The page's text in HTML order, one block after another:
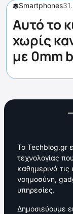
Smartphones
Αυτό το
χωρίς
με 0mm
Το Techblog.gr
τεχνολογίας
καθημερινά τις
νοημοσύνη,
υπηρεσίες.
Δημοσιεύουμε